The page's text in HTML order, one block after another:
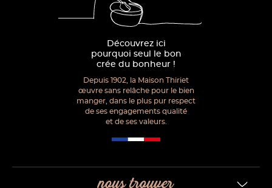
Découvrez ici
pourquoi seul le bon
crée du bonheur !
Depuis 1902, la Maison Thiriet
œuvre sans relâche pour le bien
manger, dans le plus pur respect
de ses engagements qualité
et de ses valeurs.
nous trouver